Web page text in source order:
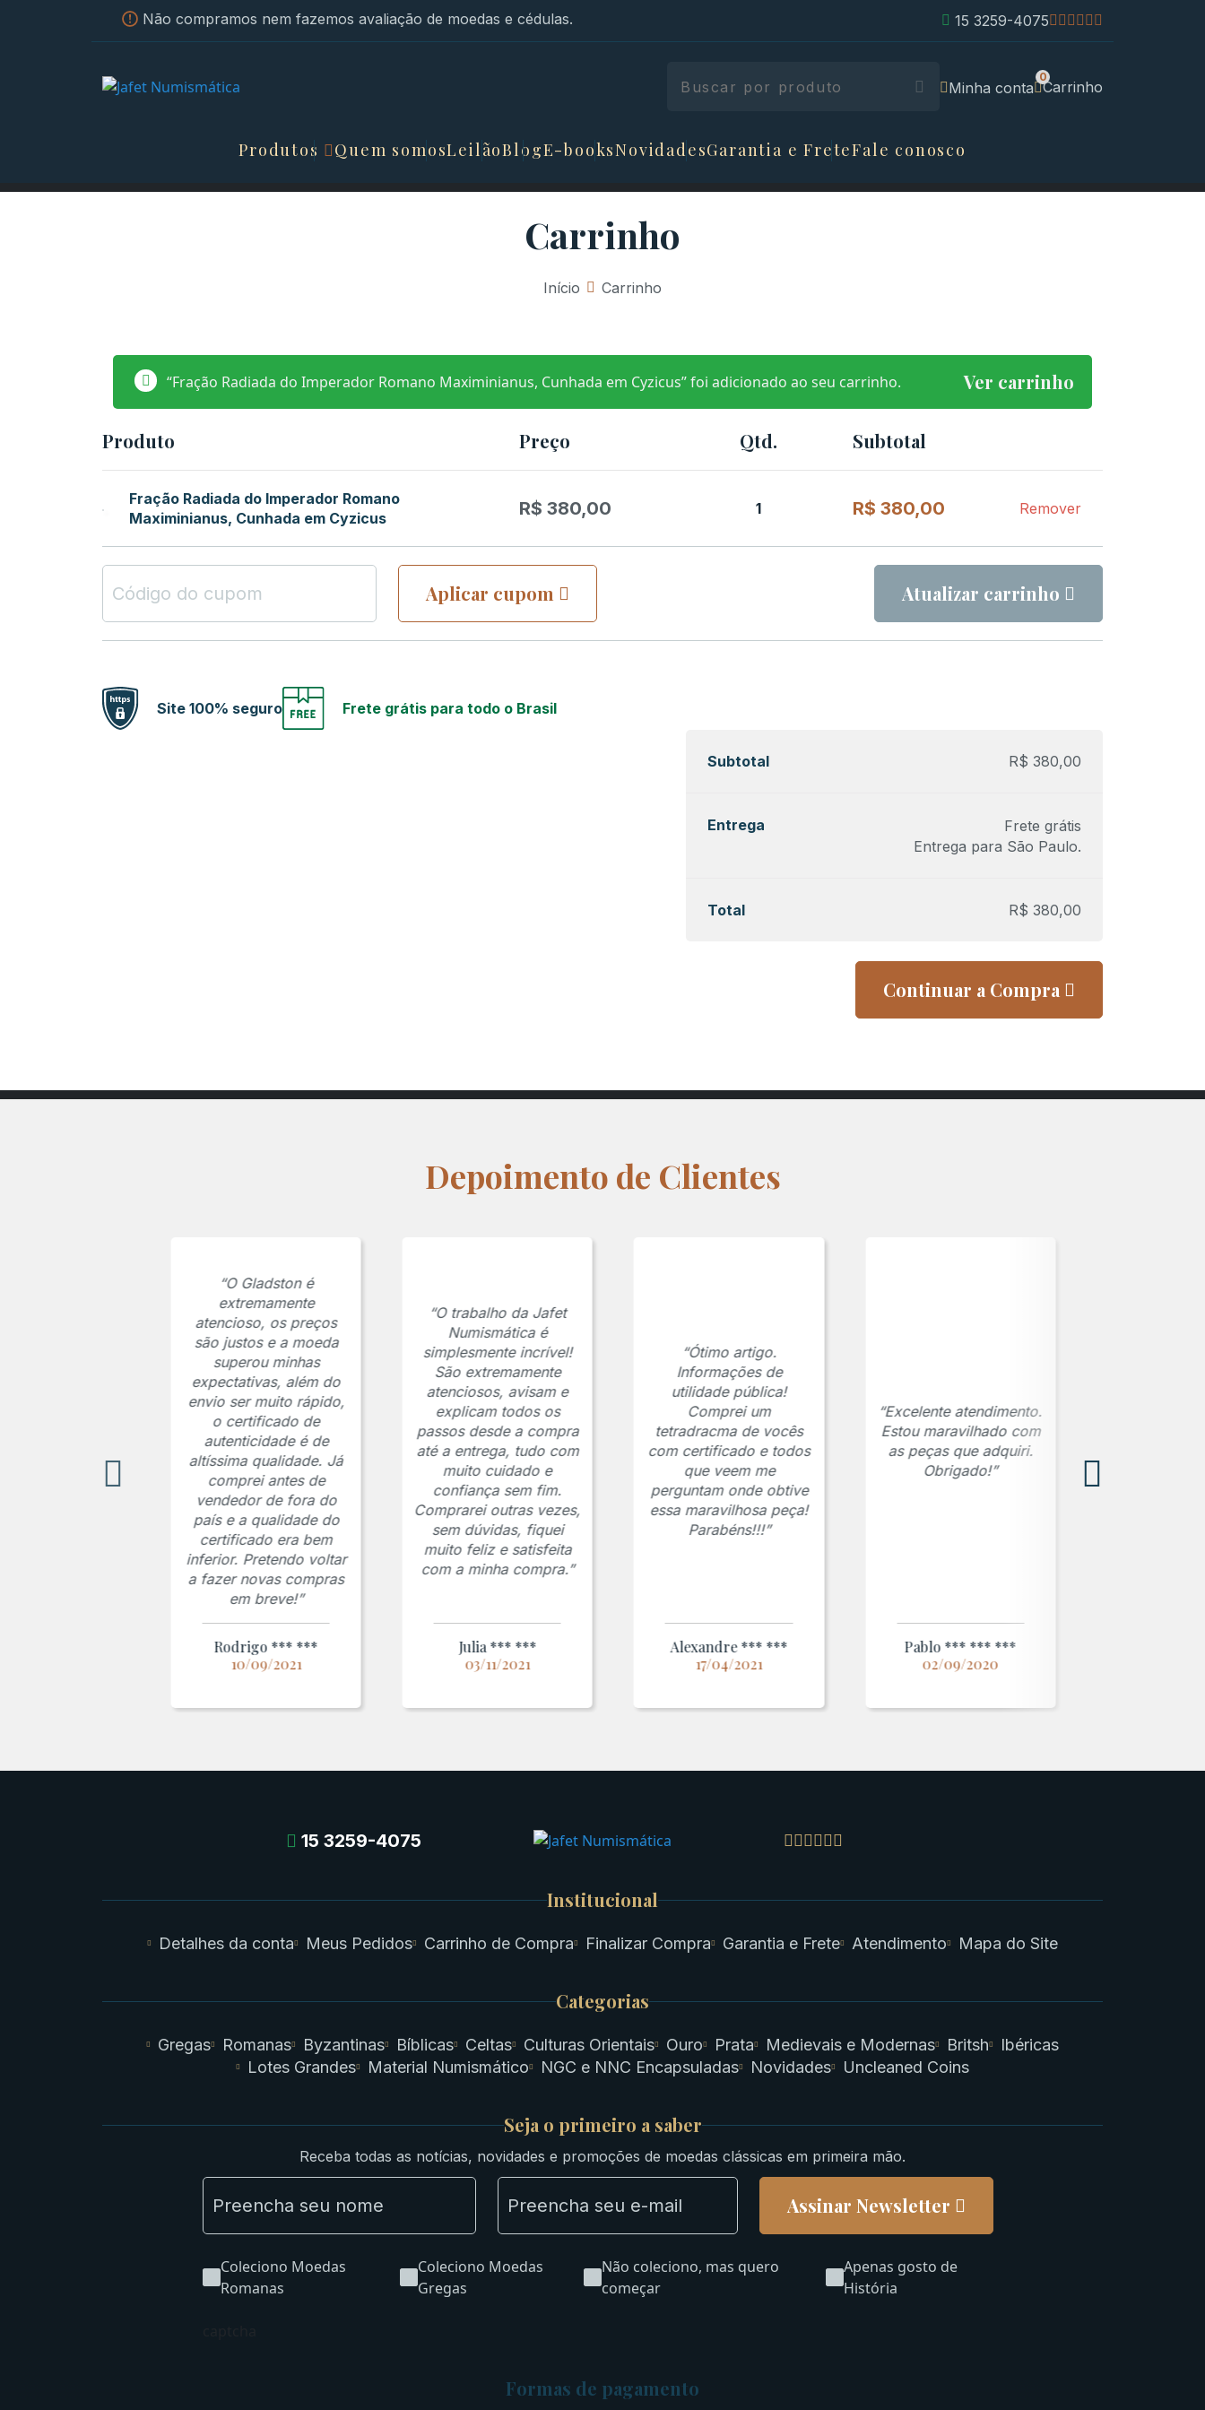
Não compramos nem fazemos avaliação de moedas e cédulas. 15 3259-4075
Minha conta Carrinho
Produtos Quem somosLeilãoBlogE-booksNovidadesGarantia e FreteFale conosco
Carrinho
Início » Carrinho
Ver carrinho
“Fração Radiada do Imperador Romano Maximinianus, Cunhada em Cyzicus” foi adicionado ao seu carrinho.
Produto Preço Qtd. Subtotal
item
Fração Radiada do Imperador Romano
Maximinianus, Cunhada em Cyzicus
R$ 380,00 1 R$ 380,00 Remover
Aplicar cupom Atualizar carrinho
Site 100% seguro Frete grátis para todo o Brasil
Subtotal R$ 380,00
Entrega
Frete grátis
Entrega para São Paulo.
Total R$ 380,00
Continuar a Compra
Depoimento de Clientes
“O Gladston é
extremamente
atencioso, os preços
são justos e a moeda
superou minhas
expectativas, além do
envio ser muito rápido,
o certificado de
autenticidade é de
altíssima qualidade. Já
comprei antes de
vendedor de fora do
país e a qualidade do
certificado era bem
inferior. Pretendo voltar
a fazer novas compras
em breve!”
Rodrigo *** ***
10/09/2021
“O trabalho da Jafet
Numismática é
simplesmente incrível!
São extremamente
atenciosos, avisam e
explicam todos os
passos desde a compra
até a entrega, tudo com
muito cuidado e
confiança sem fim.
Comprarei outras vezes,
sem dúvidas, fiquei
muito feliz e satisfeita
com a minha compra.”
Julia *** ***
03/11/2021
“Ótimo artigo.
Informações de
utilidade pública!
Comprei um
tetradracma de vocês
com certificado e todos
que veem me
perguntam onde obtive
essa maravilhosa peça!
Parabéns!!!”
Alexandre *** ***
17/04/2021
“Excelente atendimento.
Estou maravilhado com
as peças que adquiri.
Obrigado!”
Pablo *** *** ***
02/09/2020
15 3259-4075
Institucional
Detalhes da conta Meus Pedidos Carrinho de Compra Finalizar Compra Garantia e Frete Atendimento Mapa do Site
Categorias
Gregas Romanas Byzantinas Bíblicas Celtas Culturas Orientais Ouro Prata Medievais e Modernas Britsh
Ibéricas
Lotes Grandes
Material Numismático NGC e NNC Encapsuladas Novidades Uncleaned Coins
Seja o primeiro a saber
Receba todas as notícias, novidades e promoções de moedas clássicas em primeira mão.
Coleciono Moedas
Romanas
Coleciono Moedas
Gregas
Não coleciono, mas quero
começar
Apenas gosto de
História
Assinar Newsletter
Formas de pagamento